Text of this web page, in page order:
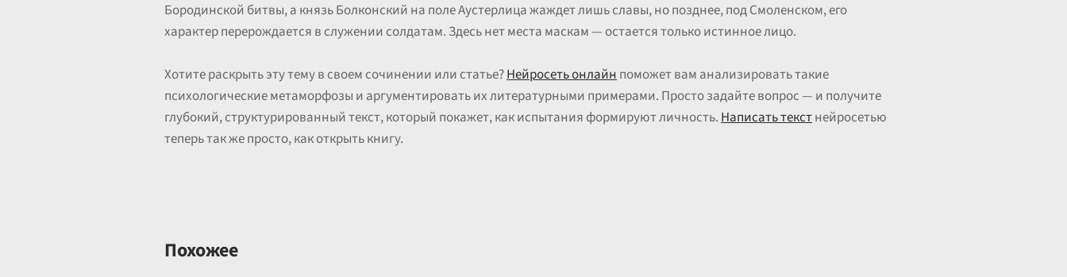
Бородинской битвы, а князь Болконский на поле Аустерлица жаждет лишь славы, но позднее, под Смоленском, его
характер перерождается в служении солдатам. Здесь нет места маскам — остается только истинное лицо.
Хотите раскрыть эту тему в своем сочинении или статье?Нейросеть онлайнпоможет вам анализировать такие
психологические метаморфозы и аргументировать их литературными примерами. Просто задайте вопрос — и получите
глубокий, структурированный текст, который покажет, как испытания формируют личность.Написать текстнейросетью
теперь так же просто, как открыть книгу.
Похожее